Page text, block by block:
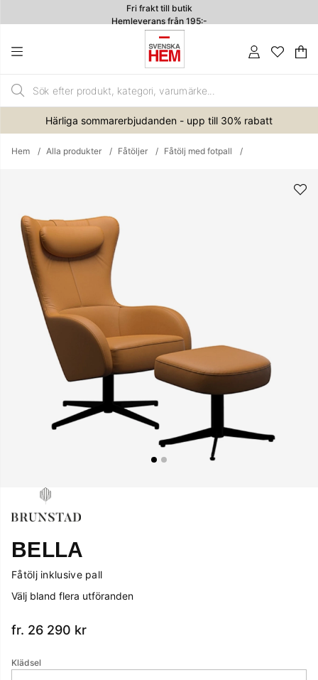
Fri frakt till butik
Hemleverans från 195:-
4.7
.
Härliga sommarerbjudanden - upp till 30% rabatt
Hem Alla produkter Fåtöljer Fåtölj med fotpall
BELLA
Fåtölj inklusive pall
Välj bland flera utföranden
fr. 26 290 kr
Klädsel